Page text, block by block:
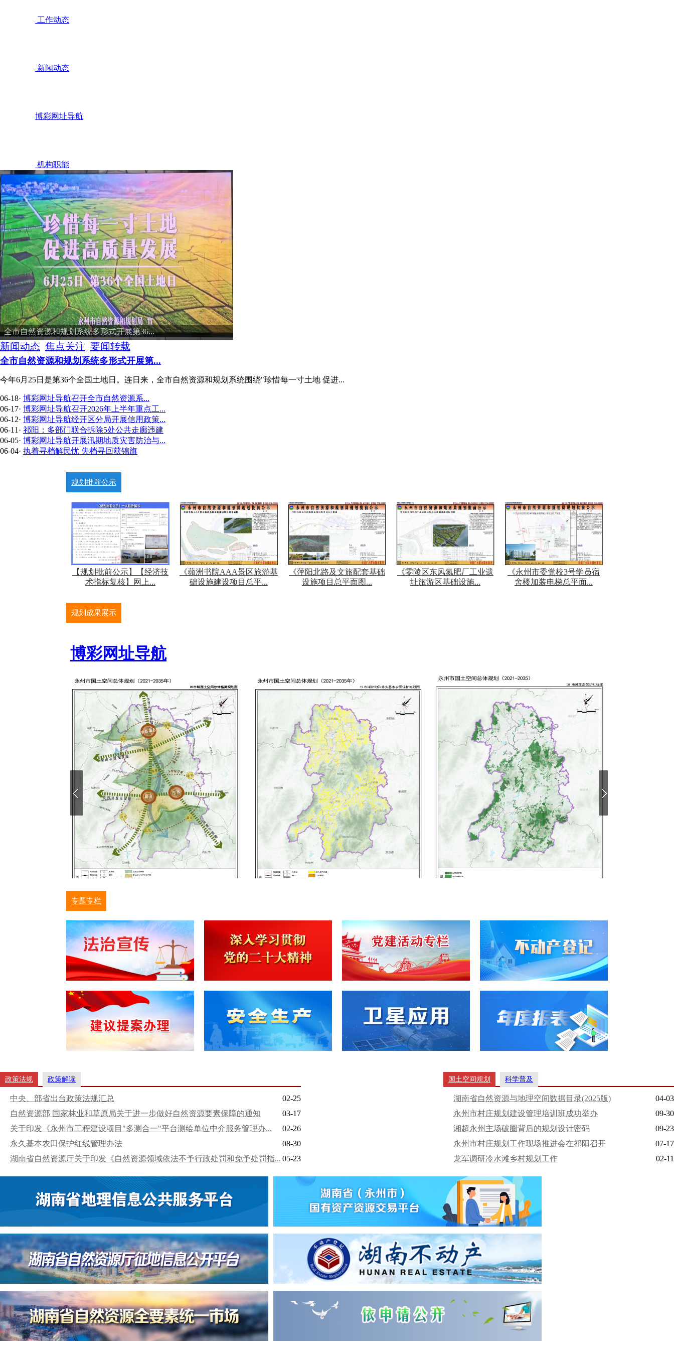
工作动态
新闻动态
博彩网址导航
机构职能
全市自然资源和规划系统多形式开展第36...
新闻动态 焦点关注 要闻转载
全市自然资源和规划系统多形式开展第...
今年6月25日是第36个全国土地日。连日来，全市自然资源和规划系统围绕"珍惜每一寸土地 促进...
06-18· 博彩网址导航召开全市自然资源系...
06-17· 博彩网址导航召开2026年上半年重点工...
06-12· 博彩网址导航经开区分局开展信用政策...
06-11 · 祁阳：多部门联合拆除5处公共走廊违建
06-05· 博彩网址导航开展汛期地质灾害防治与...
06-04· 执着寻档解民忧 失档寻回获锦旗
规划批前公示
【规划批前公示】【经济技
术指标复核】网上...
《蘋洲书院AAA景区旅游基
础设施建设项目总平...
《萍阳北路及文旅配套基础
设施项目总平面图...
《零陵区东风氮肥厂工业遗
址旅游区基础设施...
《永州市委党校3号学员宿
舍楼加装电梯总平面...
规划成果展示
专题专栏
政策法规 政策解读
02-25
中央、部省出台政策法规汇总
03-17
自然资源部 国家林业和草原局关于进一步做好自然资源要素保障的通知
02-26
关于印发《永州市工程建设项目"多测合一"平台测绘单位中介服务管理办...
08-30
永久基本农田保护红线管理办法
05-23
湖南省自然资源厅关于印发《自然资源领域依法不予行政处罚和免予处罚指...
国土空间规划 科学普及
04-03
湖南省自然资源与地理空间数据目录(2025版)
09-30
永州市村庄规划建设管理培训班成功举办
09-23
湘超永州主场破圈背后的规划设计密码
07-17
永州市村庄规划工作现场推进会在祁阳召开
02-11
龙军调研冷水滩乡村规划工作